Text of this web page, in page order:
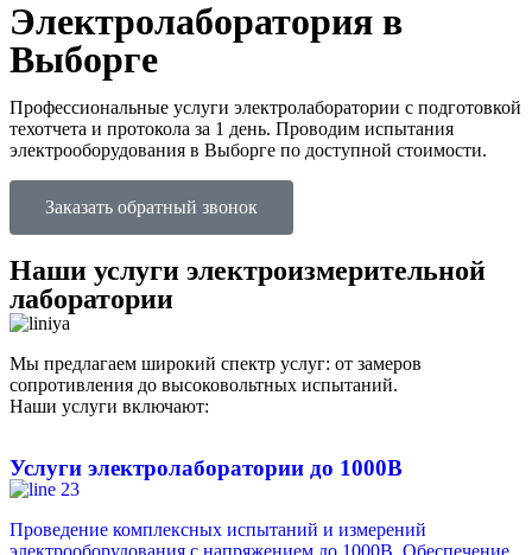
Электролаборатория в
Выборге
Профессиональные услуги электролаборатории с подготовкой
техотчета и протокола за 1 день. Проводим испытания
электрооборудования в Выборге по доступной стоимости.
Заказать обратный звонок
Наши услуги электроизмерительной
лаборатории
Мы предлагаем широкий спектр услуг: от замеров
сопротивления до высоковольтных испытаний.
Наши услуги включают:
Услуги электролаборатории до 1000В
Проведение комплексных испытаний и измерений
электрооборудования с напряжением до 1000В. Обеспечение